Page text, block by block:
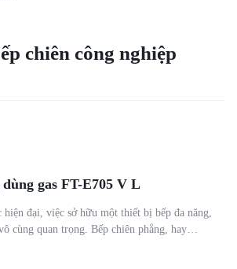
chiên công nghiệp
gas FT-E705 V L
đại, việc sở hữu một thiết bị bếp đa năng,
cùng quan trọng. Bếp chiên phẳng, hay…